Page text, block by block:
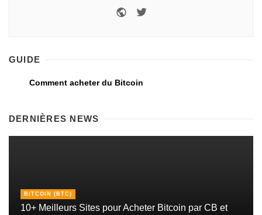
GUIDE
Comment acheter du Bitcoin
DERNIÈRES NEWS
BITCOIN (BTC)
10+ Meilleurs Sites pour Acheter Bitcoin par CB et